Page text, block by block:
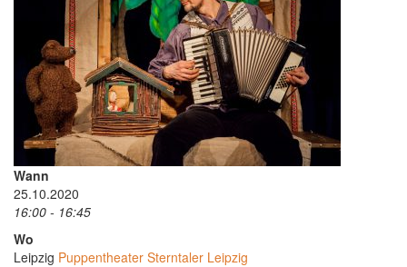
Wann
25.10.2020
16:00 - 16:45
Wo
Leipzig Puppentheater Sterntaler Leipzig